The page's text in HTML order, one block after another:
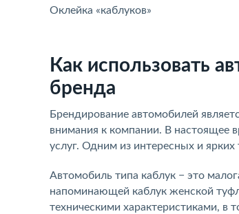
Оклейка «каблуков»
Как использовать
бренда
Брендирование автомобилей
внимания к компании. В настоящее
услуг. Одним из интересных и ярких
Автомобиль типа каблук − это
напоминающей каблук женской
техническими характеристиками, в